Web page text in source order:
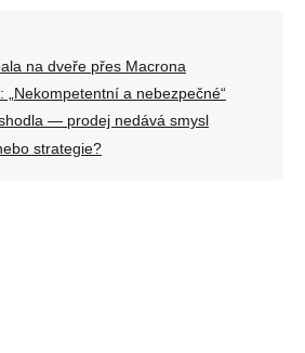
na dveře přes Macrona
„Nekompetentní a nebezpečné“
— prodej nedává smysl
strategie?